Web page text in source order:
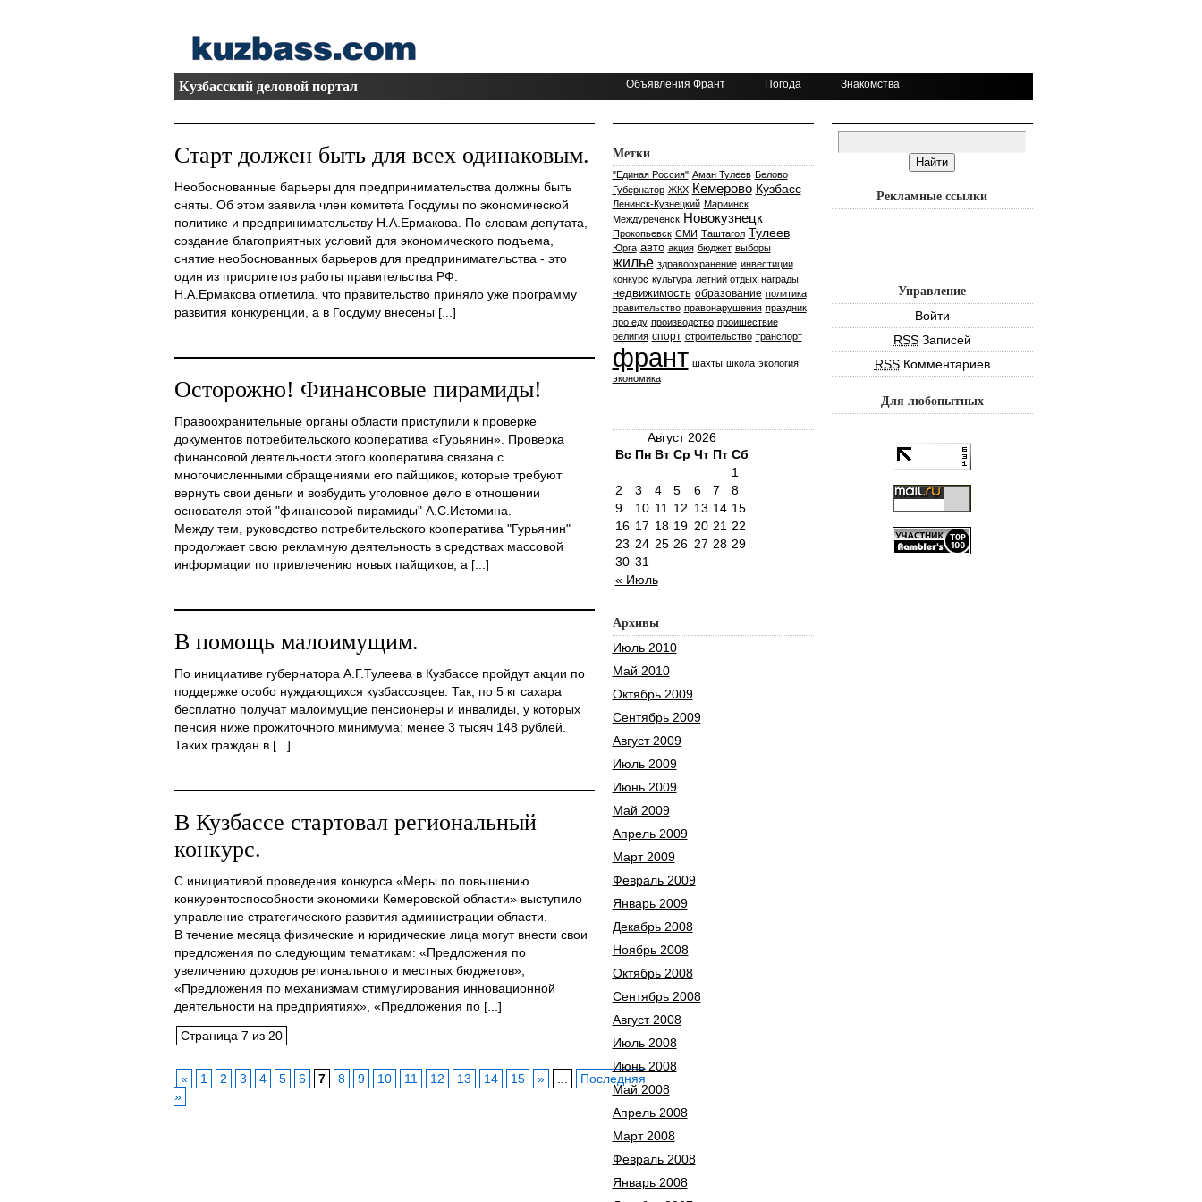
Кузбасский деловой портал Объявления Франт Погода Знакомства
Старт должен быть для всех одинаковым.
Необоснованные барьеры для предпринимательства должны быть
сняты. Об этом заявила член комитета Госдумы по экономической
политике и предпринимательству Н.А.Ермакова. По словам депутата,
создание благоприятных условий для экономического подъема,
снятие необоснованных барьеров для предпринимательства - это
один из приоритетов работы правительства РФ.
Н.А.Ермакова отметила, что правительство приняло уже программу
развития конкуренции, а в Госдуму внесены [...]
Осторожно! Финансовые пирамиды!
Правоохранительные органы области приступили к проверке
документов потребительского кооператива «Гурьянин». Проверка
финансовой деятельности этого кооператива связана с
многочисленными обращениями его пайщиков, которые требуют
вернуть свои деньги и возбудить уголовное дело в отношении
основателя этой "финансовой пирамиды" А.С.Истомина.
Между тем, руководство потребительского кооператива "Гурьянин"
продолжает свою рекламную деятельность в средствах массовой
информации по привлечению новых пайщиков, а [...]
В помощь малоимущим.
По инициативе губернатора А.Г.Тулеева в Кузбассе пройдут акции по
поддержке особо нуждающихся кузбассовцев. Так, по 5 кг сахара
бесплатно получат малоимущие пенсионеры и инвалиды, у которых
пенсия ниже прожиточного минимума: менее 3 тысяч 148 рублей.
Таких граждан в [...]
В Кузбассе стартовал региональный
конкурс.
С инициативой проведения конкурса «Меры по повышению
конкурентоспособности экономики Кемеровской области» выступило
управление стратегического развития администрации области.
В течение месяца физические и юридические лица могут внести свои
предложения по следующим тематикам: «Предложения по
увеличению доходов регионального и местных бюджетов»,
«Предложения по механизмам стимулирования инновационной
деятельности на предприятиях», «Предложения по [...]
Страница 7 из 20
« 1 2 3 4 5 6 7 8 9 10 11 12 13 14 15 »
Последняя
»
Метки
"Единая Россия" Аман Тулеев Белово
Губернатор ЖКХ Кемерово Кузбасс
Ленинск-Кузнецкий Мариинск
Междуреченск Новокузнецк
Прокопьевск СМИ Таштагол Тулеев
Юрга авто акция бюджет выборы
жилье здравоохранение инвестиции
конкурс культура летний отдых награды
недвижимость образование политика
правительство правонарушения праздник
про еду производство проишествие
религия спорт строительство транспорт
франт шахты школа экология
экономика
Август 2026
Вс Пн Вт Ср Чт Пт Сб
« Июль
1
2
3 4 5 6 7
8
9
10 11 12 13 14 15
16 17 18 19 20 21 22
23 24 25 26 27 28 29
30 31
Архивы
Июль 2010
Май 2010
Октябрь 2009
Сентябрь 2009
Август 2009
Июль 2009
Июнь 2009
Май 2009
Апрель 2009
Март 2009
Февраль 2009
Январь 2009
Декабрь 2008
Ноябрь 2008
Октябрь 2008
Сентябрь 2008
Август 2008
Июль 2008
Июнь 2008
Май 2008
Апрель 2008
Март 2008
Февраль 2008
Январь 2008
Рекламные ссылки
Управление
Войти
RSSЗаписей
RSSКомментариев
Для любопытных